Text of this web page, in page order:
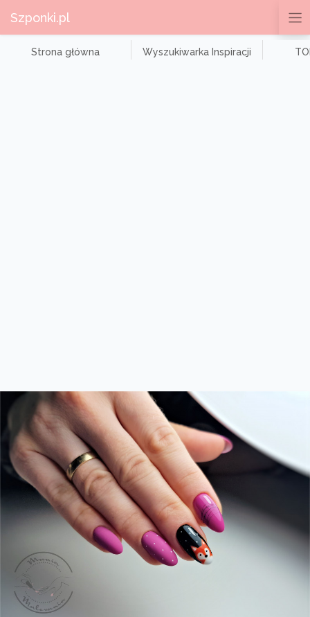
Szponki.pl
Strona główna Wyszukiwarka Inspiracji